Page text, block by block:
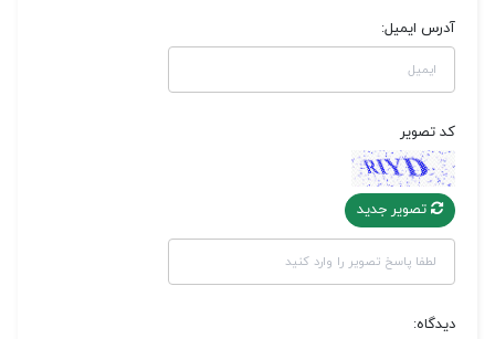
آدرس ایمیل:
کد تصویر
تصویر جدید
دیدگاه: